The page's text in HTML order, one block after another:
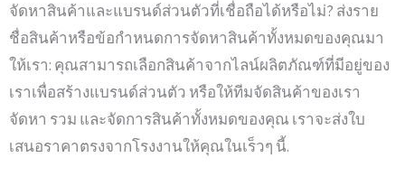
จัดหาสินค้าและแบรนด์ส่วนตัวที่เชื่อถือได้หรือไม่? ส่งราย
ชื่อสินค้าหรือข้อกำหนดการจัดหาสินค้าทั้งหมดของคุณมา
ให้เรา: คุณสามารถเลือกสินค้าจากไลน์ผลิตภัณฑ์ที่มีอยู่ของ
เราเพื่อสร้างแบรนด์ส่วนตัว หรือให้ทีมจัดสินค้าของเรา
จัดหา รวม และจัดการสินค้าทั้งหมดของคุณ เราจะส่งใบ
เสนอราคาตรงจากโรงงานให้คุณในเร็วๆ นี้.